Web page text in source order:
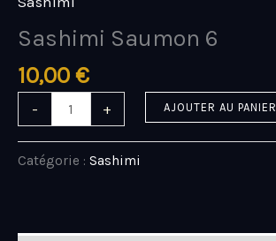
Sashimi Saumon 6
10,00 €
- + AJOUTER AU PANIER
Catégorie : Sashimi